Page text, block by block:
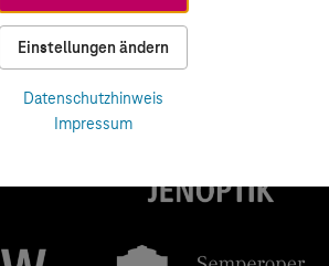
Einstellungen ändern
Datenschutzhinweis
Impressum